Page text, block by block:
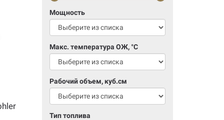
Мощность
Макс. температура ОЖ, °C
Рабочий объем, куб.см
Тип топлива